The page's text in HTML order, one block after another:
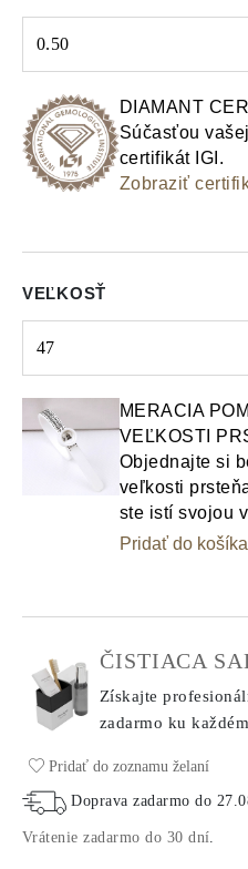
0.50
DIAMANT
Súčasťou
certifikát IGI.
Zobraziť
VEĽKOSŤ
47
MERACIA
VEĽKOSTI
Objednajte si
veľkosti
ste istí svojou
Pridať do košíka
ČISTIACA
Získajte
zadarmo ku
Pridať do zoznamu želaní
Doprava zadarmo do
Vrátenie zadarmo do 30 dní